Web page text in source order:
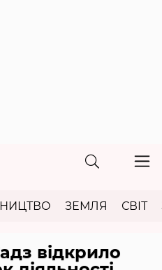
ЗЕМЛЯ СВІТ
відкрило